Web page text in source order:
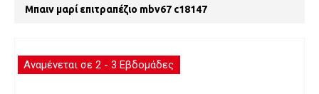
Μπαιν μαρί επιτραπέζιο mbv67 c18147
Αναμένεται σε 2 - 3 Εβδομάδες